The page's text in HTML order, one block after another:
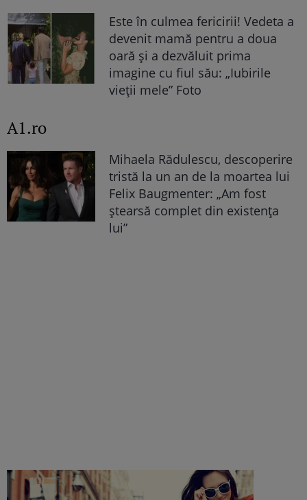
Este în culmea fericirii! Vedeta a
devenit mamă pentru a doua
oară și a dezvăluit prima
imagine cu fiul său: „Iubirile
vieții mele” Foto
A1.ro
Mihaela Rădulescu, descoperire
tristă la un an de la moartea lui
Felix Baugmenter: „Am fost
ștearsă complet din existența
lui”